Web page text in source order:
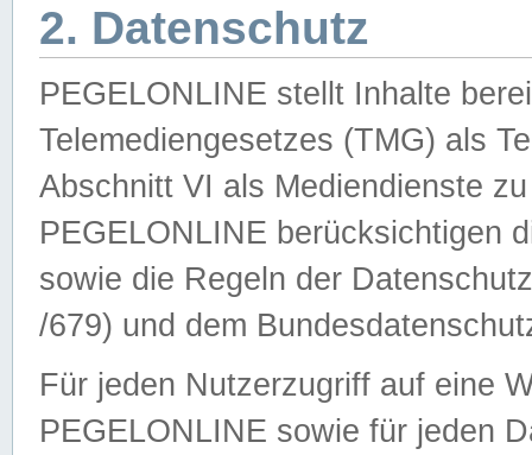
2. Datenschutz
PEGELONLINE stellt Inhalte
Telemediengesetzes (TMG) als
Abschnitt VI als Mediendienste
PEGELONLINE berücksichtigen
sowie die Regeln der
/679) und dem
Für jeden Nutzerzugriff auf eine
PEGELONLINE sowie für jeden